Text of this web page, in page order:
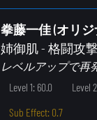
拳藤一佳 (オリジ
姉御肌- 格闘攻
レベルアップで再
Level 1: 60.0
Level
Sub Effect: 0.7